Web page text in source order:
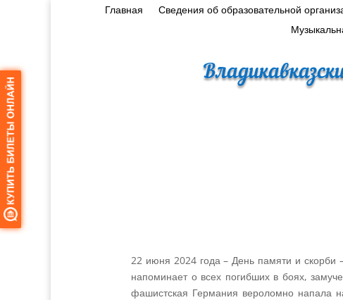
Главная Сведения об образовательной
22 июня 2024 года – День памяти и скорби
напоминает о всех погибших в боях,
фашистская Германия вероломно напала